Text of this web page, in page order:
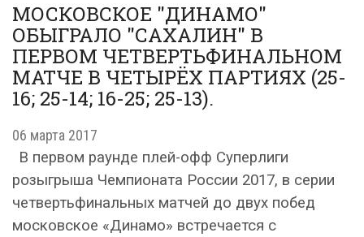
МОСКОВСКОЕ "ДИНАМО"
ОБЫГРАЛО "САХАЛИН" В
ПЕРВОМ ЧЕТВЕРТЬФИНАЛЬНОМ
МАТЧЕ В ЧЕТЫРЁХ ПАРТИЯХ (25-
16; 25-14; 16-25; 25-13).
06 марта 2017
В первом раунде плей-офф Суперлиги
розыгрыша Чемпионата России 2017, в серии
четвертьфинальных матчей до двух побед
московское «Динамо» встречается с